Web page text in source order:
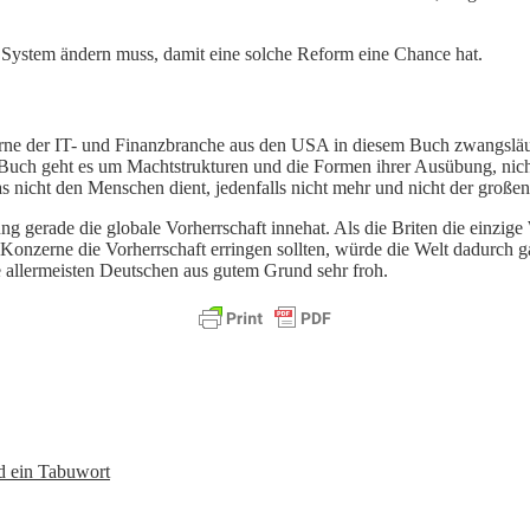
ändern muss, damit eine solche Reform eine Chance hat.
der IT- und Finanzbranche aus den USA in diesem Buch
geht es um Machtstrukturen und die Formen ihrer Ausübung,
nicht den Menschen dient, jedenfalls nicht mehr und nicht der
gerade die globale Vorherrschaft innehat. Als die Briten die
die Vorherrschaft erringen sollten, würde die Welt dadurch
Deutschen aus gutem Grund sehr froh.
ein Tabuwort